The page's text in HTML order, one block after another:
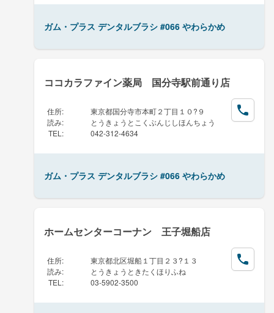
ガム・プラス デンタルブラシ #066 やわらかめ
ココカラファイン薬局 国分寺駅前通り店
住所:
東京都国分寺市本町２丁目１０?９
読み:
とうきょうとこくぶんじしほんちょう
TEL : 042-312-4634
ガム・プラス デンタルブラシ #066 やわらかめ
ホームセンターコーナン 王子堀船店
住所:
東京都北区堀船１丁目２３?１３
読み:
とうきょうときたくほりふね
TEL : 03-5902-3500